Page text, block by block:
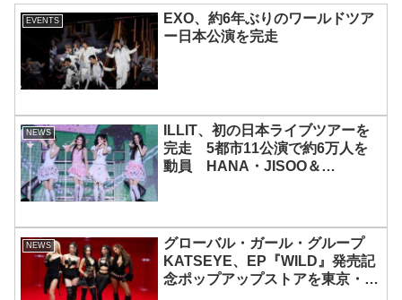
EVENTS
EXO、約6年ぶりのワールドツア
ー日本公演を完走
NEWS
ILLIT、初の日本ライブツアーを
完走 5都市11公演で約6万人を
動員 HANA・JISOO＆
NEWS
グローバル・ガール・グループ
KATSEYE、EP『WILD』発売記
念ポップアップストアを東京・原